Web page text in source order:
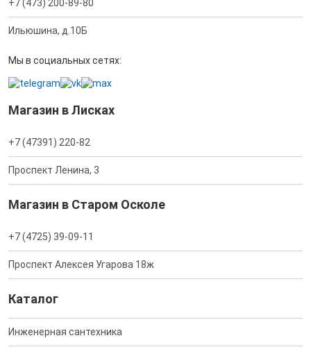
+7 (473) 200-89-80
Ильюшина, д.10Б
Мы в социальных сетях:
Магазин в Лисках
+7 (47391) 220-82
Проспект Ленина, 3
Магазин в Старом Осколе
+7 (4725) 39-09-11
Проспект Алексея Угарова 18ж
Каталог
Инженерная сантехника